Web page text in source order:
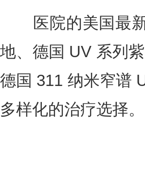
医院的美国最新
地、德国 UV 系列
德国 311 纳米窄谱
多样化的治疗选择。